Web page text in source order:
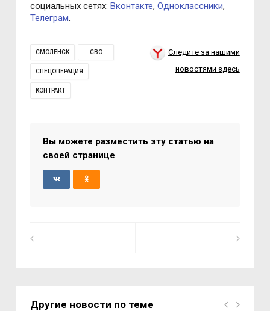
социальных сетях:Вконтакте,Одноклассники,
Телеграм.
СМОЛЕНСК СВО
СПЕЦОПЕРАЦИЯ
КОНТРАКТ
Следите за нашими
новостями здесь
Вы можете разместить эту статью на
своей странице
Другие новости по теме